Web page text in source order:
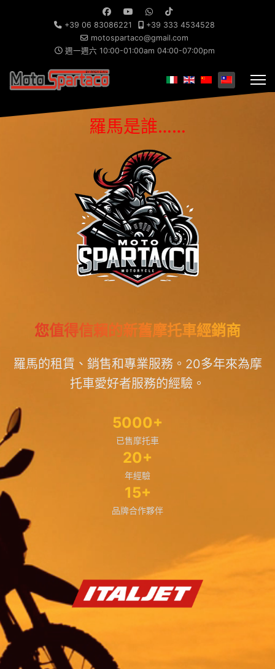
+39 06 83086221
+39 333 4534528
motospartaco@gmail.com
週一週六 10:00-01:00am 04:00-07:00pm
選擇你的語言
羅馬是誰……
您值得信賴的新舊摩托車經銷商
羅馬的租賃、銷售和專業服務。20多年來為摩
托車愛好者服務的經驗。
5000+
已售摩托車
20+
年經驗
15+
品牌合作夥伴